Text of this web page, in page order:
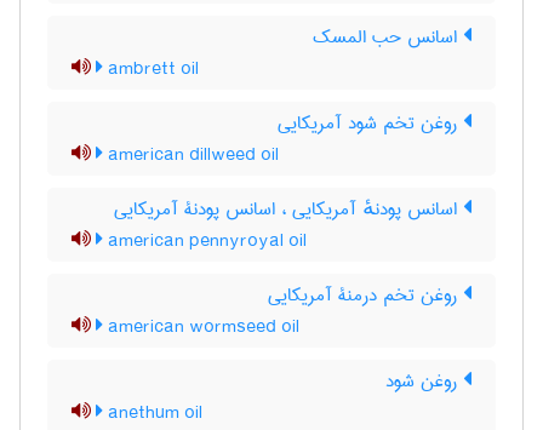
اسانس حب المسک
ambrett oil
روغن تخم شود آمریکایی
american dillweed oil
اسانس پودنهٔ آمریکایی ، اسانس پودنۀ آمریکایی
american pennyroyal oil
روغن تخم درمنۀ آمریکایی
american wormseed oil
روغن شود
anethum oil